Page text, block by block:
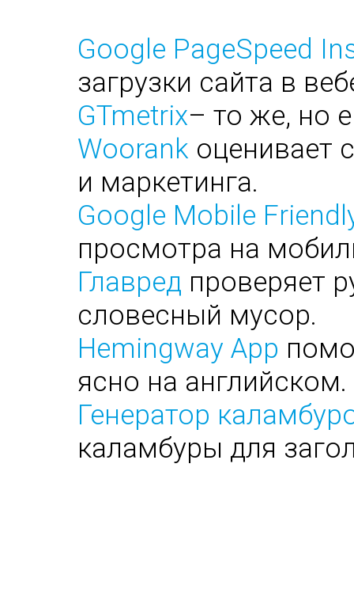
Google PageSpeed
загрузки сайта в
GTmetrix– то же, но
Woorank оценивает
и маркетинга.
Google Mobile
просмотра на
Главред проверяет
словесный мусор.
Hemingway App
ясно на английском.
Генератор
каламбуры для